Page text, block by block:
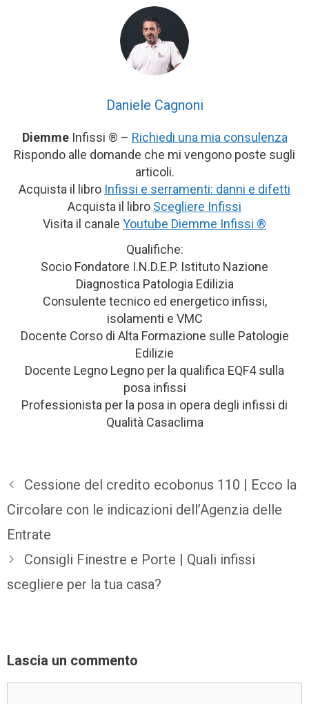
Daniele Cagnoni
Diemme Infissi ® – Richiedi una mia consulenza
Rispondo alle domande che mi vengono poste sugli
articoli.
Acquista il libro Infissi e serramenti: danni e difetti
Acquista il libro Scegliere Infissi
Visita il canale Youtube Diemme Infissi ®
Qualifiche:
Socio Fondatore I.N.D.E.P. Istituto Nazione
Diagnostica Patologia Edilizia
Consulente tecnico ed energetico infissi,
isolamenti e VMC
Docente Corso di Alta Formazione sulle Patologie
Edilizie
Docente Legno Legno per la qualifica EQF4 sulla
posa infissi
Professionista per la posa in opera degli infissi di
Qualità Casaclima
Cessione del credito ecobonus 110 | Ecco la
Circolare con le indicazioni dell’Agenzia delle
Entrate
Consigli Finestre e Porte | Quali infissi
scegliere per la tua casa?
Lascia un commento